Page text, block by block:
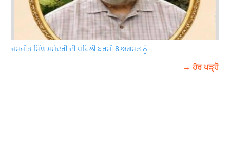
ਜਸਜੀਤ ਸਿੰਘ ਸਮੁੰਦਰੀ ਦੀ ਪਹਿਲੀ ਬਰਸੀ 8 ਅਗਸਤ ਨੂੰ
→ ਹੋਰ ਪੜ੍ਹੋ